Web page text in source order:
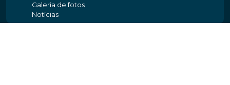
Galeria de fotos
Notícias